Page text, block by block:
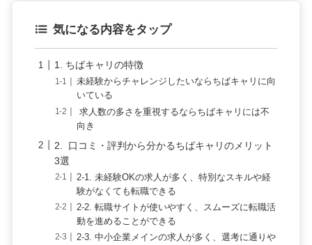
気になる内容をタップ
1. ちばキャリの特徴
未経験からチャレンジしたいならちばキャリに向
いている
求人数の多さを重視するならちばキャリには不
向き
2. 口コミ・評判から分かるちばキャリのメリット
3選
2-1. 未経験OKの求人が多く、特別なスキルや経
験がなくても転職できる
2-2. 転職サイトが使いやすく、スムーズに転職活
動を進めることができる
2-3. 中小企業メインの求人が多く、選考に通りや